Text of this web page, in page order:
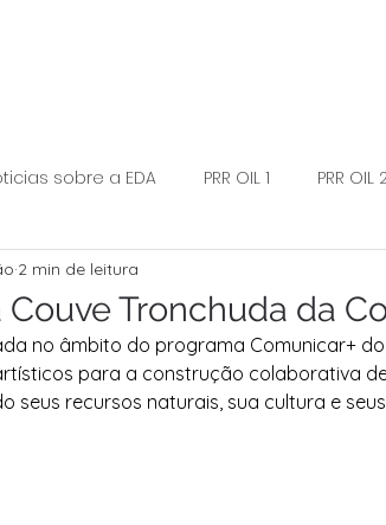
sobre a EDA PRR OIL 1 PRR OIL 2
Couve Tronchuda da
2 min de leitura
no âmbito do programa Comunicar+ do
para a construção colaborativa
seus recursos naturais, sua cultura e